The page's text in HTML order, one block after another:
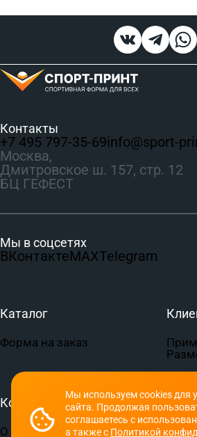
Мы используем cookies для
сайта. Продолжая
соглашаетесь с
а также с Политикой
Контакты
+7 495 797‑35-69info@sport-
Москва,
Дмитровское ш. 157, стр. 12
БЦ ГЕФЕСТ
Мы в соцсетях
ВКонтактеMAXTelegram
Каталог
Форма на заказ
Компания
О компании